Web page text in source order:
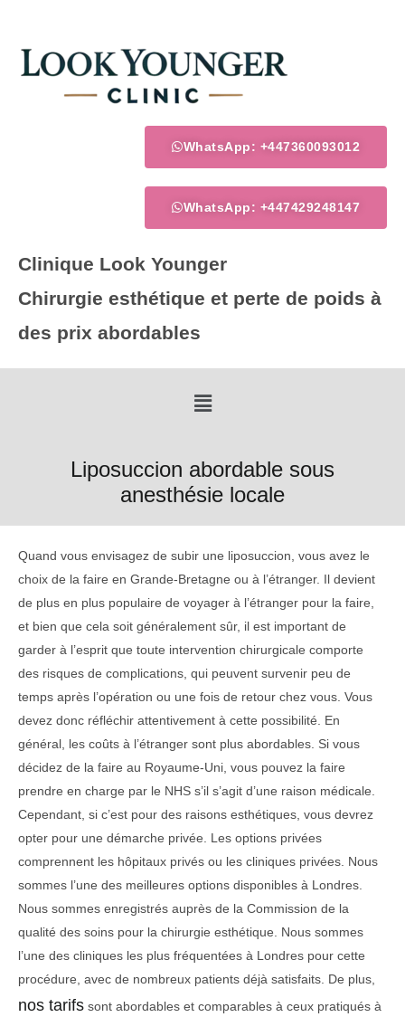
content
WhatsApp: +447360093012
WhatsApp: +447429248147
Clinique Look Younger
Chirurgie esthétique et perte de poids à
des prix abordables
Menu
Liposuccion abordable sous
anesthésie locale
Quand vous envisagez de subir une liposuccion, vous avez le
choix de la faire en Grande-Bretagne ou à l’étranger. Il devient
de plus en plus populaire de voyager à l’étranger pour la faire,
et bien que cela soit généralement sûr, il est important de
garder à l’esprit que toute intervention chirurgicale comporte
des risques de complications, qui peuvent survenir peu de
temps après l’opération ou une fois de retour chez vous. Vous
devez donc réfléchir attentivement à cette possibilité. En
général, les coûts à l’étranger sont plus abordables. Si vous
décidez de la faire au Royaume-Uni, vous pouvez la faire
prendre en charge par le NHS s’il s’agit d’une raison médicale.
Cependant, si c’est pour des raisons esthétiques, vous devrez
opter pour une démarche privée. Les options privées
comprennent les hôpitaux privés ou les cliniques privées. Nous
sommes l’une des meilleures options disponibles à Londres.
Nous sommes enregistrés auprès de la Commission de la
qualité des soins pour la chirurgie esthétique. Nous sommes
l’une des cliniques les plus fréquentées à Londres pour cette
procédure, avec de nombreux patients déjà satisfaits. De plus,
nos tarifs sont abordables et comparables à ceux pratiqués à